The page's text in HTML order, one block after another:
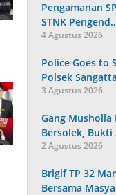
Pengamanan
STNK
4 Agustus 2026
Police Goes to
Polsek
3 Agustus 2026
Gang Musholla
Bersolek, Bukti
2 Agustus 2026
Brigif TP 32
Bersama